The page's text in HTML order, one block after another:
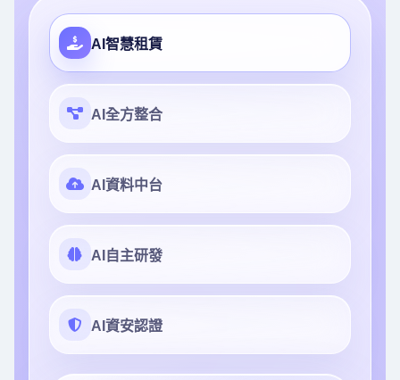
AI智慧租賃
AI全方整合
AI資料中台
AI自主研發
AI資安認證